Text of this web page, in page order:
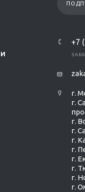
+7
г.
г.
г.
г.
г.
г.
г.
г.
г.
г.